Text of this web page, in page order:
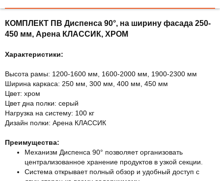
КОМПЛЕКТ ПВ Диспенса 90°, на ширину фасада 250-
450 мм, Арена КЛАССИК, ХРОМ
Характеристики:
Высота рамы: 1200-1600 мм, 1600-2000 мм, 1900-2300 мм
Ширина каркаса: 250 мм, 300 мм, 400 мм, 450 мм
Цвет: хром
Цвет дна полки: серый
Нагрузка на систему: 100 кг
Дизайн полки: Арена КЛАССИК
Преимущества:
Механизм Диспенса 90° позволяет организовать
централизованное хранение продуктов в узкой секции.
Система открывает полный обзор и удобный доступ с